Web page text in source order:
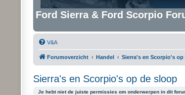
Ford Sierra & Ford Scorpio
V&A
Forumoverzicht Handel Sierra's en Scorpio's
Sierra's en Scorpio's op de sloop
Je hebt niet de juiste permissies om onderwerpen in dit